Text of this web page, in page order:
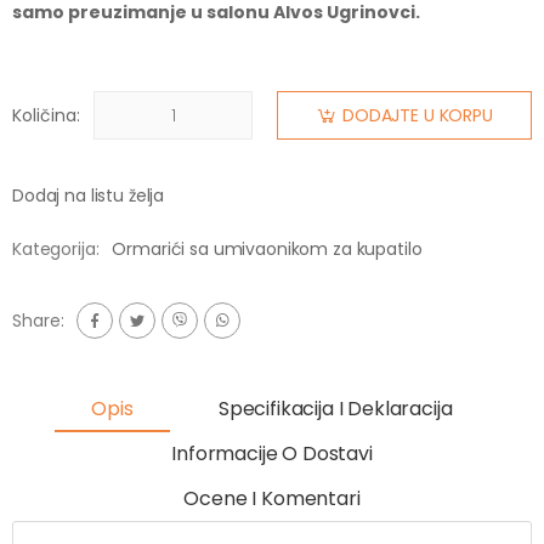
samo preuzimanje u salonu Alvos Ugrinovci.
Količina: DODAJTE U KORPU
Dodaj na listu želja
Kategorija: Ormarići sa umivaonikom za kupatilo
Share:
Opis
Specifikacija I Deklaracija
Informacije O Dostavi
Ocene I Komentari